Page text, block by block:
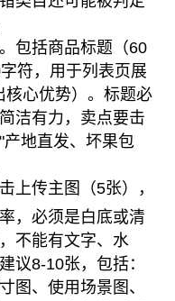
包括商品标题（60
符，用于列表页展
心优势）。标题必
洁有力，卖点要击
地直发、坏果包
上传主图（5张），
，必须是白底或清
不能有文字、水
议8-10张，包括：
图、使用场景图、